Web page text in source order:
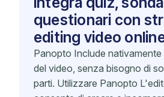
questionari con
editing video
Panopto Include
del video, senza bisogno di
parti. Utilizzare Panopto